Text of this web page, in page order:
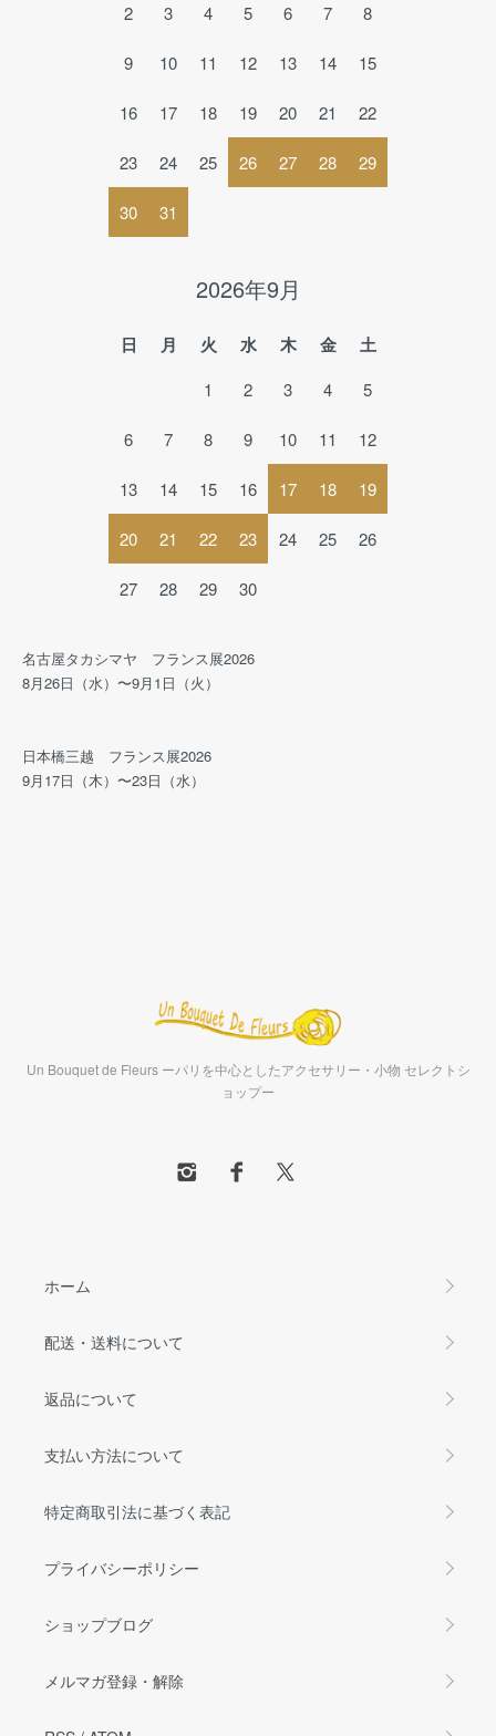
2 3 4 5 6 7 8
9 10 11 12 13 14 15
16 17 18 19 20 21 22
23 24 25 26 27 28 29
30 31
2026年9月
日 月 火 水 木 金 土
1 2 3 4 5
6 7 8 9 10 11 12
13 14 15 16 17 18 19
20 21 22 23 24 25 26
27 28 29 30
名古屋タカシマヤ フランス展2026
8月26日（水）〜9月1日（火）
日本橋三越 フランス展2026
9月17日（木）〜23日（水）
Un Bouquet de Fleurs ーパリを中心としたアクセサリー・小物 セレクトシ
ョップー
ホーム
配送・送料について
返品について
支払い方法について
特定商取引法に基づく表記
プライバシーポリシー
ショップブログ
メルマガ登録・解除